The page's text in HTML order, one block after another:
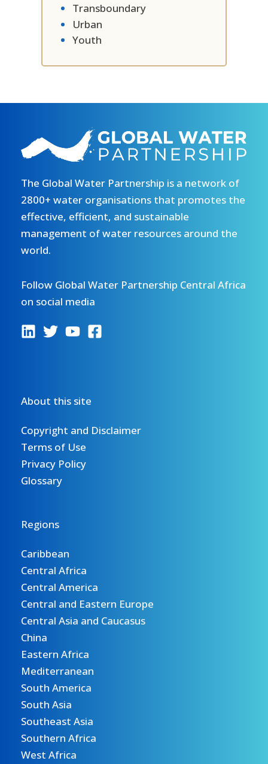
Transboundary
Urban
Youth
The Global Water Partnership is a network of
2800+ water organisations that promotes the
effective, efficient, and sustainable
management of water resources around the
world.
Follow Global Water Partnership Central Africa
on social media
About this site
Copyright and Disclaimer
Terms of Use
Privacy Policy
Glossary
Regions
Caribbean
Central Africa
Central America
Central and Eastern Europe
Central Asia and Caucasus
China
Eastern Africa
Mediterranean
South America
South Asia
Southeast Asia
Southern Africa
West Africa